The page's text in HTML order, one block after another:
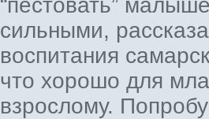
“пестовать”
сильными,
воспитания
что хорошо для
взрослому.